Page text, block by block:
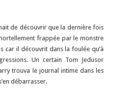
de découvrir que la dernière fois
frappée par le monstre
car il découvrit dans la foulée qu’à
Un certain Tom Jedusor
trouva le journal intime dans les
débarrasser.